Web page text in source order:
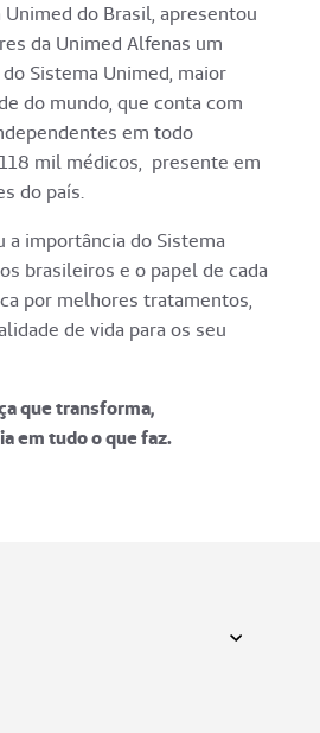
do Brasil, apresentou
da Unimed Alfenas um
Sistema Unimed, maior
do mundo, que conta com
em todo
mil médicos, presente em
do país.
a importância do Sistema
brasileiros e o papel de cada
por melhores tratamentos,
de vida para os seu
que transforma,
em tudo o que faz.